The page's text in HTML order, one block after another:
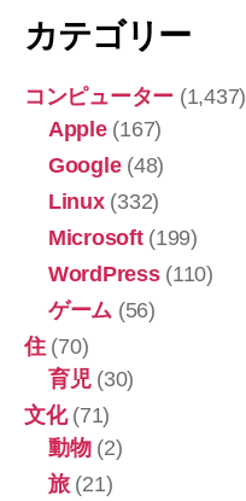
カテゴリー
コンピューター (1,437)
Apple(167)
Google(48)
Linux(332)
Microsoft(199)
WordPress(110)
ゲーム (56)
住(70)
育児(30)
文化(71)
動物(2)
旅(21)